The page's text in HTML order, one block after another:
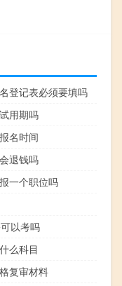
登记表必须要填吗
用期吗
名时间
退钱吗
一个职位吗
以考吗
么科目
复审材料